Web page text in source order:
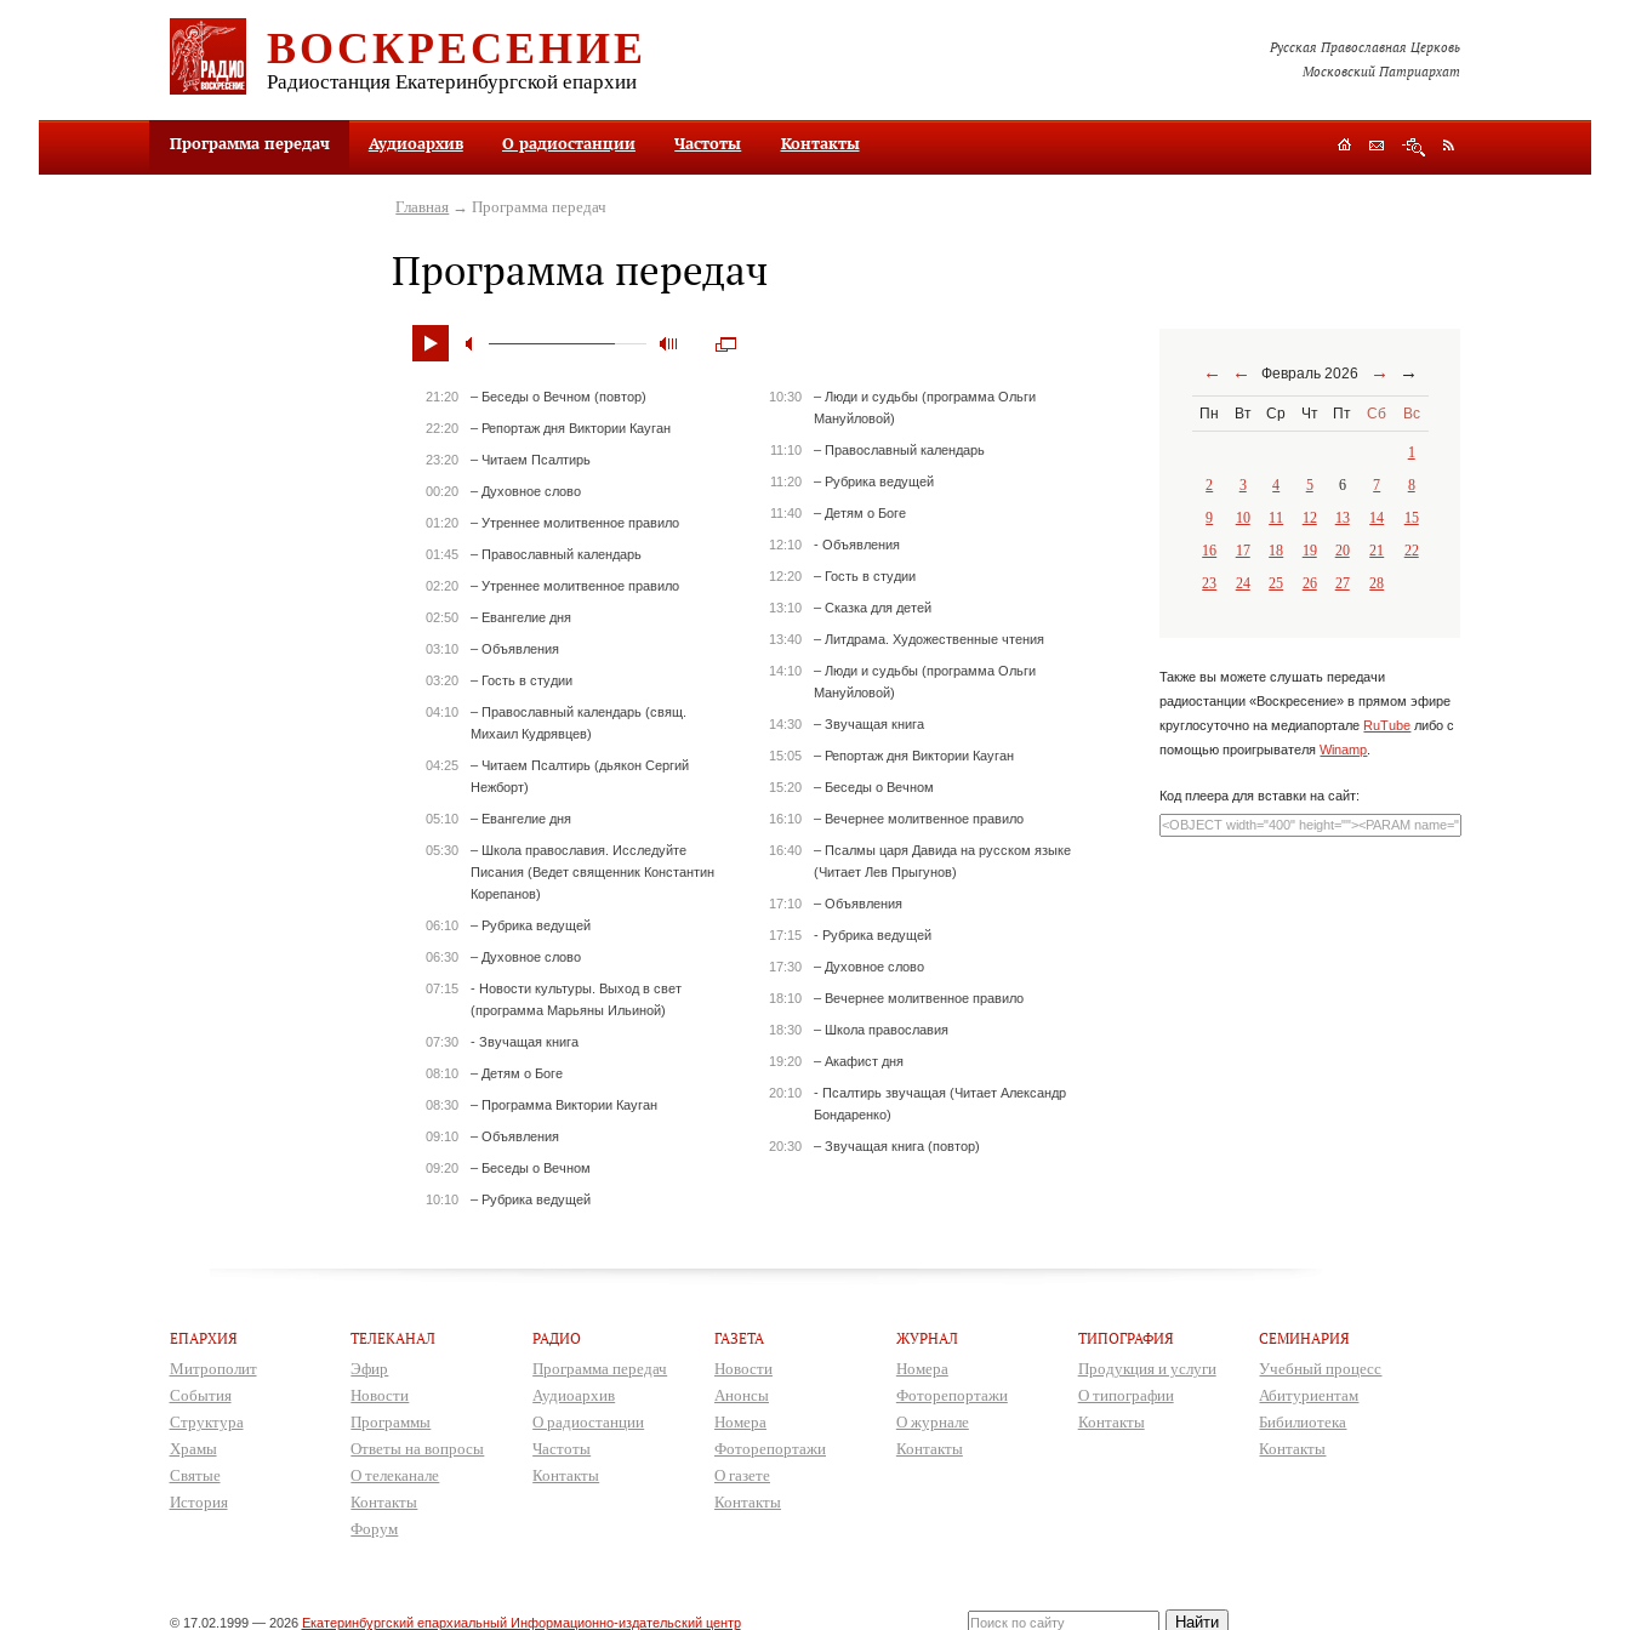
ВОСКРЕСЕНИЕ
Радиостанция Екатеринбургской епархии
Русская Православная Церковь
Московский Патриархат
Программа передач Аудиоархив О радиостанции Частоты Контакты
Главная → Программа передач
Программа передач
21:20 – Беседы о Вечном (повтор)
22:20 – Репортаж дня Виктории Кауган
23:20 – Читаем Псалтирь
00:20 – Духовное слово
01:20 – Утреннее молитвенное правило
01:45 – Православный календарь
02:20 – Утреннее молитвенное правило
02:50 – Евангелие дня
03:10 – Объявления
03:20 – Гость в студии
04:10
– Православный календарь (свящ.
Михаил Кудрявцев)
04:25
– Читаем Псалтирь (дьякон Сергий
Нежборт)
05:10 – Евангелие дня
05:30
– Школа православия. Исследуйте
Писания (Ведет священник Константин
Корепанов)
06:10 – Рубрика ведущей
06:30 – Духовное слово
07:15
- Новости культуры. Выход в свет
(программа Марьяны Ильиной)
07:30 - Звучащая книга
08:10 – Детям о Боге
08:30 – Программа Виктории Кауган
09:10 – Объявления
09:20 – Беседы о Вечном
10:10 – Рубрика ведущей
10:30
– Люди и судьбы (программа Ольги
Мануйловой)
11:10 – Православный календарь
11:20 – Рубрика ведущей
11:40 – Детям о Боге
12:10 - Объявления
12:20 – Гость в студии
13:10 – Сказка для детей
13:40 – Литдрама. Художественные чтения
14:10
– Люди и судьбы (программа Ольги
Мануйловой)
14:30 – Звучащая книга
15:05 – Репортаж дня Виктории Кауган
15:20 – Беседы о Вечном
16:10 – Вечернее молитвенное правило
16:40
– Псалмы царя Давида на русском языке
(Читает Лев Прыгунов)
17:10 – Объявления
17:15 - Рубрика ведущей
17:30 – Духовное слово
18:10 – Вечернее молитвенное правило
18:30 – Школа православия
19:20 – Акафист дня
20:10
- Псалтирь звучащая (Читает Александр
Бондаренко)
20:30 – Звучащая книга (повтор)
← ← Февраль 2026 → →
Пн Вт Ср Чт Пт Сб Вс
1
2
3 4 5 6 7
8
9
10 11 12 13 14
15
16
17 18 19 20 21
22
23
24 25 26 27 28
Также вы можете слушать передачи
радиостанции «Воскресение» в прямом эфире
круглосуточно на медиапортале RuTube либо с
помощью проигрывателяWinamp.
Код плеера для вставки на сайт:
ЕПАРХИЯ
Митрополит
События
Структура
Храмы
Святые
История
ТЕЛЕКАНАЛ
Эфир
Новости
Программы
Ответы на вопросы
О телеканале
Контакты
Форум
РАДИО
Программа передач
Аудиоархив
О радиостанции
Частоты
Контакты
ГАЗЕТА
Новости
Анонсы
Номера
Фоторепортажи
О газете
Контакты
ЖУРНАЛ
Номера
Фоторепортажи
О журнале
Контакты
ТИПОГРАФИЯ
Продукция и услуги
О типографии
Контакты
СЕМИНАРИЯ
Учебный процесс
Абитуриентам
Бибилиотека
Контакты
© 17.02.1999 — 2026 Екатеринбургский епархиальный Информационно-издательский центр Найти